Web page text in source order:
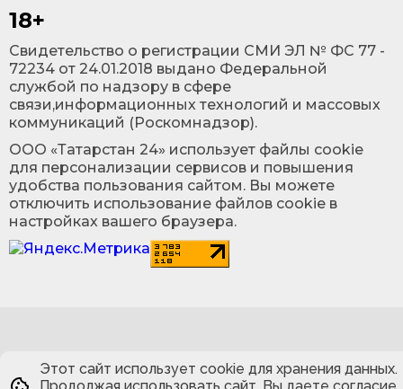
18+
Cвидетельство о регистрации СМИ ЭЛ № ФС 77 -
72234 от 24.01.2018 выдано Федеральной
службой по надзору в сфере
связи,информационных технологий и массовых
коммуникаций (Роскомнадзор).
ООО «Татарстан 24» использует файлы cookie
для персонализации сервисов и повышения
удобства пользования сайтом. Вы можете
отключить использование файлов cookie в
настройках вашего браузера.
Этот сайт использует cookie для хранения данных.